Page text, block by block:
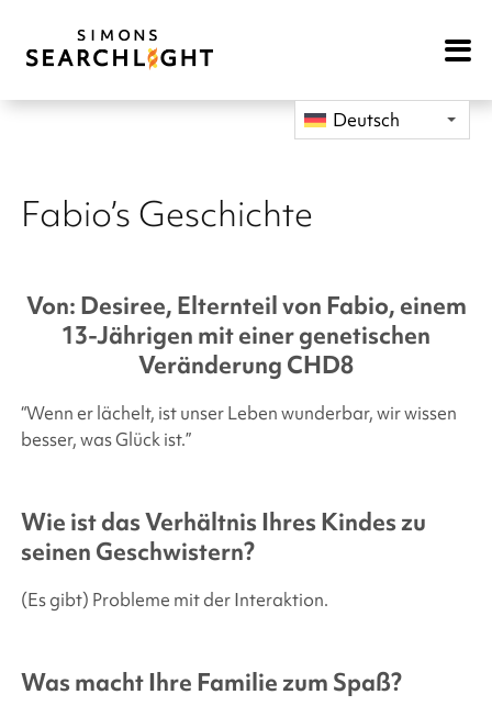
Open
Deutsch
Fabio’s Geschichte
Von: Desiree, Elternteil von Fabio, einem
13-Jährigen mit einer genetischen
Veränderung CHD8
“Wenn er lächelt, ist unser Leben wunderbar, wir wissen
besser, was Glück ist.”
Wie ist das Verhältnis Ihres Kindes zu
seinen Geschwistern?
(Es gibt) Probleme mit der Interaktion.
Was macht Ihre Familie zum Spaß?